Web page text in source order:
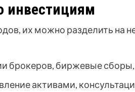
инвестициям
их можно разделить на
брокеров, биржевые сборы,
активами,